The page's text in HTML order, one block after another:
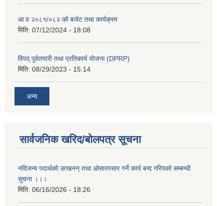
आ व २०८१/०८२ को बजेट तथा कार्यक्रम
मिति: 07/12/2024 - 18:08
विपद् पूर्वतयारी तथा प्रतिकार्य योजना (DPRP)
मिति: 08/29/2023 - 15:14
अन्य
सार्वजनिक खरिद/बोलपत्र सूचना
नदिजन्य पदार्थको उत्खनन् तथा ओसारपसार गर्ने कार्य बन्द गरियको सम्बन्धी
सुचना ।।।
मिति: 06/16/2026 - 18:26